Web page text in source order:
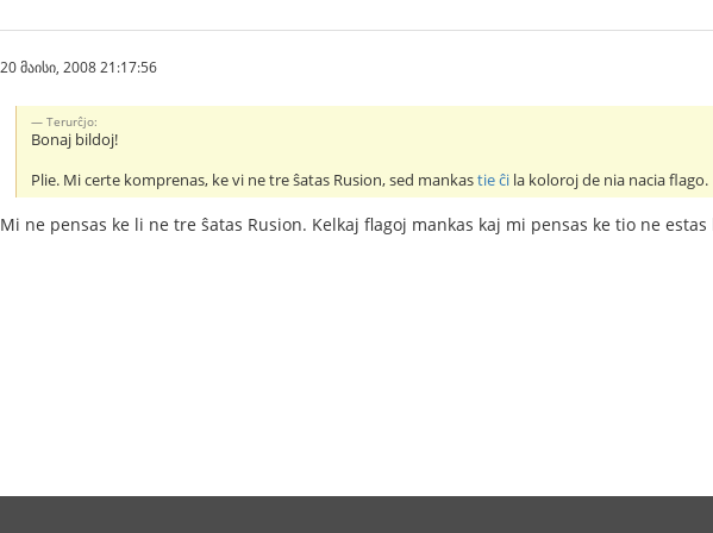
20 მაისი, 2008 21:17:56
Terurĉjo:
Bonaj bildoj!
Plie. Mi certe komprenas, ke vi ne tre ŝatas Rusion, sed mankastie ĉi la koloroj de nia nacia flago.
Mi ne pensas ke li ne tre ŝatas Rusion. Kelkaj flagoj mankas kaj mi pensas ke tio ne